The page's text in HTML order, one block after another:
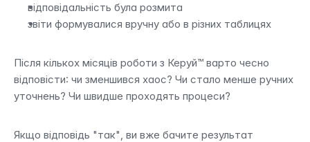
відповідальність була розмита
звіти формувалися вручну або в різних таблицях
Після кількох місяців роботи з Керуй™ варто чесно
відповісти: чи зменшився хаос? Чи стало менше ручних
уточнень? Чи швидше проходять процеси?
Якщо відповідь "так", ви вже бачите результат